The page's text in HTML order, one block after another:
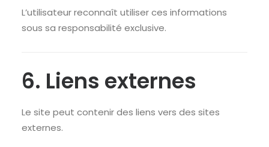
L’utilisateur reconnaît utiliser ces informations
sous sa responsabilité exclusive.
6. Liens externes
Le site peut contenir des liens vers des sites
externes.